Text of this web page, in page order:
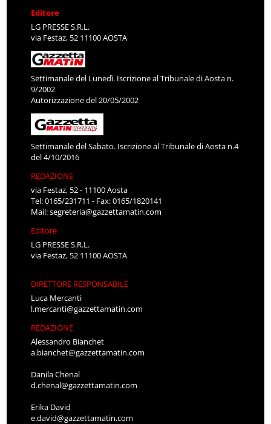
Editore
LG PRESSE S.R.L.
via Festaz, 52 11100 AOSTA
Settimanale del Lunedì. Iscrizione al Tribunale di Aosta n.
9/2002
Autorizzazione del 20/05/2002
Settimanale del Sabato. Iscrizione al Tribunale di Aosta n.4
del 4/10/2016
REDAZIONE
via Festaz, 52 - 11100 Aosta
Tel: 0165/231711 - Fax: 0165/1820141
Mail:segreteria@gazzettamatin.com
Editore
LG PRESSE S.R.L.
via Festaz, 52 11100 AOSTA
DIRETTORE RESPONSABILE
Luca Mercanti
l.mercanti@gazzettamatin.com
REDAZIONE
Alessandro Bianchet
a.bianchet@gazzettamatin.com
Danila Chenal
d.chenal@gazzettamatin.com
Erika David
e.david@gazzettamatin.com